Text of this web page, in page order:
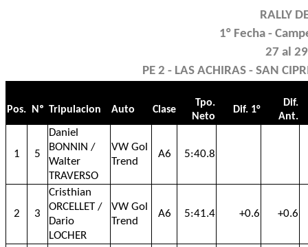
RALLY
1° Fecha -
27 al
PE 2 - LAS ACHIRAS - SAN
Pos. Nº Tripulacion Auto Clase
Tpo.
Neto
Dif. 1°
Dif.
Ant.
1 5
Daniel
BONNIN /
Walter
TRAVERSO
VW Gol
Trend
A6 5:40.8
2 3
Cristhian
ORCELLET /
Dario
LOCHER
VW Gol
Trend
A6 5:41.4 +0.6 +0.6